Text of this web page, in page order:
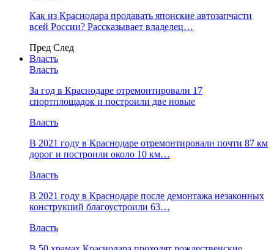
Как из Краснодара продавать японские автозапчасти
всей России? Рассказывает владелец…
Пред След
Власть
Власть
За год в Краснодаре отремонтировали 17
спортплощадок и построили две новые
Власть
В 2021 году в Краснодаре отремонтировали почти 87 км
дорог и построили около 10 км…
Власть
В 2021 году в Краснодаре после демонтажа незаконных
конструкций благоустроили 63…
Власть